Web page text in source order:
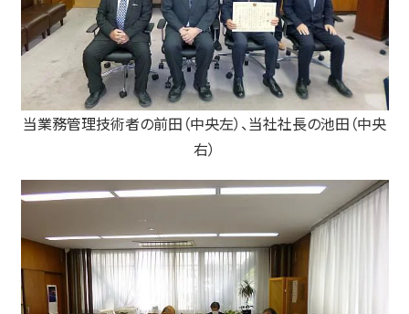
当業務管理技術者の前田（中央左）、当社社長の池田（中央
右）